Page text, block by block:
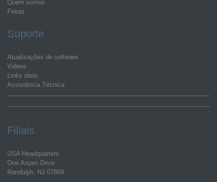
Quem somos
Feiras
Suporte
Atualizações de software
Videos
Links úteis
Assistência Técnica
Filiais
USA Headquarters
One Aspen Drive
Randolph, NJ 07869